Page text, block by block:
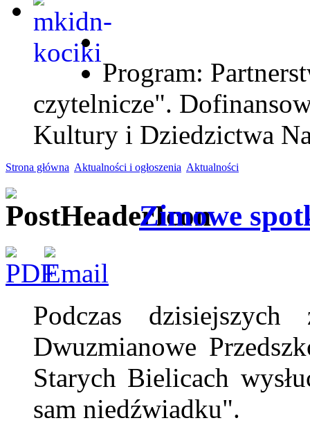
Program:
czytelnicze".
Kultury i Dziedzictwa
Strona główna Aktualności i ogłoszenia Aktualności
Zimowe
Podczas
Dwuzmianowe
Starych Bielicach
sam niedźwiadku".